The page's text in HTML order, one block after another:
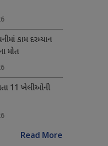
કામ દરમ્યાન
મોત
11 ખેલીઓની
Read More